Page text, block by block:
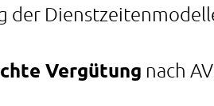
der
Vergütung nach